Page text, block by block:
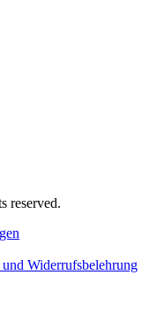
reserved.
Widerrufsbelehrung